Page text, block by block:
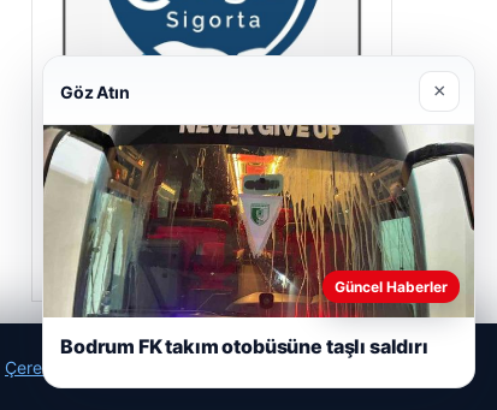
Cengiz Sigorta
23/06/2026
Çerez Politikamız
Göz Atın ×
Güncel Haberler
Bodrum FK takım otobüsüne taşlı saldırı